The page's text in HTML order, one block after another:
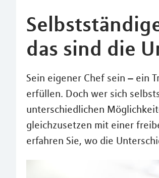
das sind die
Sein eigener Chef sein – ein
erfüllen. Doch wer sich
unterschiedlichen
gleichzusetzen mit einer
erfahren Sie, wo die